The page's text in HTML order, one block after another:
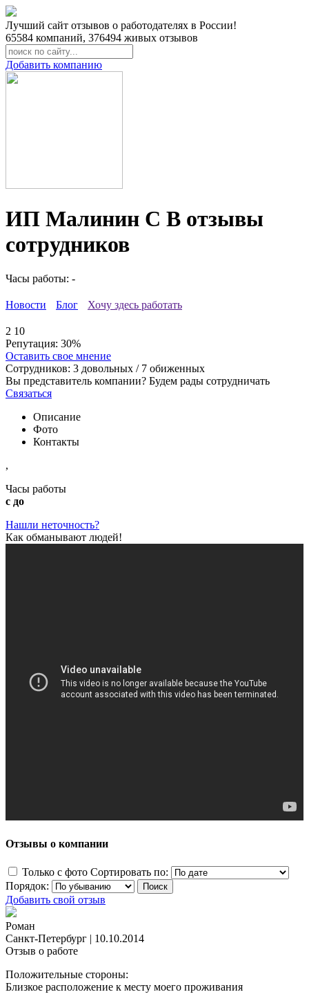
Лучший сайт отзывов о работодателях в России!
65584 компаний, 376494 живых отзывов
Добавить компанию
ИП Малинин С В отзывы
сотрудников
Часы работы: -
Новости Блог Хочу здесь работать
2 10
Репутация: 30%
Оставить свое мнение
Сотрудников: 3 довольных / 7 обиженных
Вы представитель компании? Будем рады сотрудничать
Связаться
Описание
Фото
Контакты
,
Часы работы
с до
Нашли неточность?
Как обманывают людей!
Отзывы о компании
Только с фото Сортировать по:
Порядок:
Добавить свой отзыв
Роман
Санкт-Петербург | 10.10.2014
Отзыв о работе
Положительные стороны:
Близкое расположение к месту моего проживания